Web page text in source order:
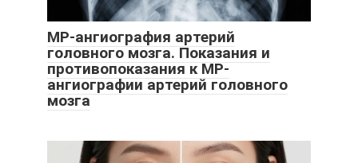
МР-ангиография артерий
головного мозга. Показания и
противопоказания к МР-
ангиографии артерий головного
мозга